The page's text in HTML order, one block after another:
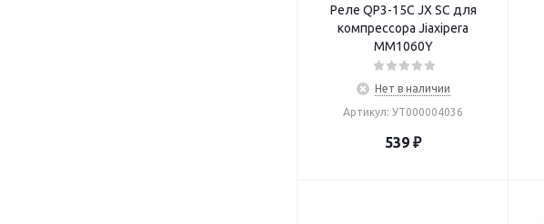
Реле QP3-15C JX SC для
компрессора Jiaxipera
MM1060Y
Нет в наличии
Артикул: УТ000004036
539 ₽